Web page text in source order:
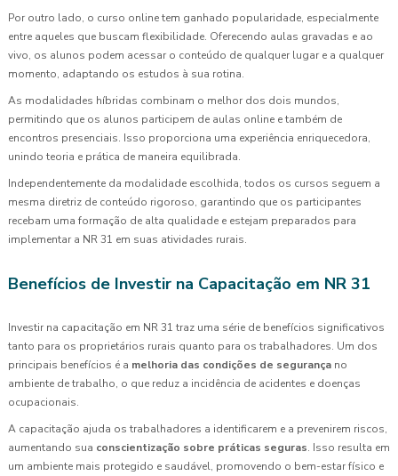
Por outro lado, o curso online tem ganhado popularidade, especialmente
entre aqueles que buscam flexibilidade. Oferecendo aulas gravadas e ao
vivo, os alunos podem acessar o conteúdo de qualquer lugar e a qualquer
momento, adaptando os estudos à sua rotina.
As modalidades híbridas combinam o melhor dos dois mundos,
permitindo que os alunos participem de aulas online e também de
encontros presenciais. Isso proporciona uma experiência enriquecedora,
unindo teoria e prática de maneira equilibrada.
Independentemente da modalidade escolhida, todos os cursos seguem a
mesma diretriz de conteúdo rigoroso, garantindo que os participantes
recebam uma formação de alta qualidade e estejam preparados para
implementar a NR 31 em suas atividades rurais.
Benefícios de Investir na Capacitação em NR 31
Investir na capacitação em NR 31 traz uma série de benefícios significativos
tanto para os proprietários rurais quanto para os trabalhadores. Um dos
principais benefícios é a melhoria das condições de segurança no
ambiente de trabalho, o que reduz a incidência de acidentes e doenças
ocupacionais.
A capacitação ajuda os trabalhadores a identificarem e a prevenirem riscos,
aumentando sua conscientização sobre práticas seguras. Isso resulta em
um ambiente mais protegido e saudável, promovendo o bem-estar físico e